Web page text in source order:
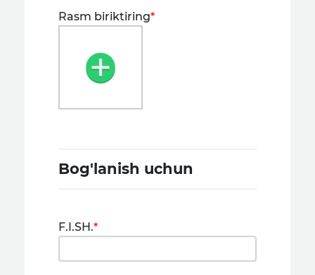
Rasm biriktiring*
Bog'lanish uchun
F.I.SH.*